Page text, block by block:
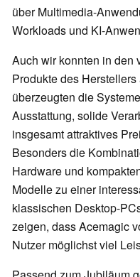
über Multimedia-
Workloads und KI-
Auch wir konnten in den
Produkte des
überzeugten die
Ausstattung, solide
insgesamt attraktives
Besonders die
Hardware und
Modelle zu einer
klassischen Desktop-
zeigen, dass Acemagic
Nutzer möglichst viel